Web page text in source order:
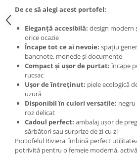
De ce să alegi acest portofel:
Eleganță accesibilă: design modern
orice ocazie
Încape tot ce ai nevoie: spațiu
bancnote, monede și documente
Compact și ușor de purtat:încape
rucsac
Ușor de întreținut: piele ecologică
uzură
Disponibil în culori versatile: negru
roz delicat
Cadoul perfect: ambalaj ușor de
sărbători sau surprize de zi cu zi
Portofelul Riviera îmbină perfect
potrivită pentru o femeie modernă,